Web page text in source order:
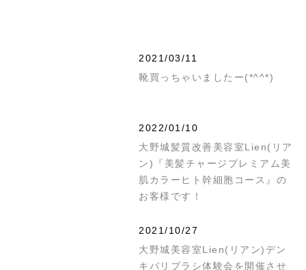
2021/03/11
靴買っちゃいましたー(*^^*)
2022/01/10
大野城髪質改善美容室Lien(リア
ン)『美髪チャージプレミアム美
肌カラーヒト幹細胞コース』の
お客様です！
2021/10/27
大野城美容室Lien(リアン)デン
キバリブラシ体験会を開催させ